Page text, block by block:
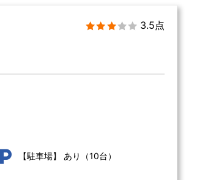
3.5点
【駐車場】 あり（10台）